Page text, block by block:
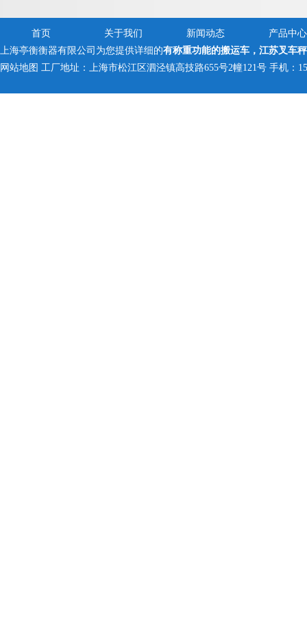
首页 关于我们 新闻动态
产品中心
上海亭衡衡器有限公司为您提供详细的有称重功能的搬运车，江苏叉车
网站地图 工厂地址：上海市松江区泗泾镇高技路655号2幢121号 手机：